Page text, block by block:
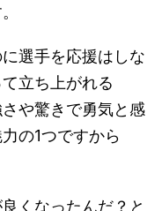
選手を応援はしな
立ち上がれる
や驚きで勇気と感
の1つですから
くなったんだ？と